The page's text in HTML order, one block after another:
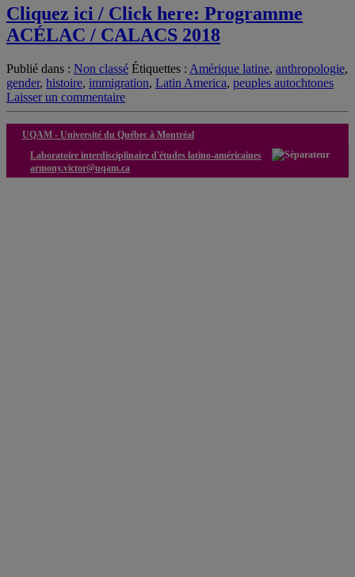
Cliquez ici / Click here: Programme
ACÉLAC / CALACS 2018
Publié dans : Non classé Étiquettes : Amérique latine, anthropologie,
gender, histoire, immigration, Latin America, peuples autochtones
Laisser un commentaire
UQAM - Université du Québec à Montréal
Laboratoire interdisciplinaire d'études latino-américaines
armony.victor@uqam.ca